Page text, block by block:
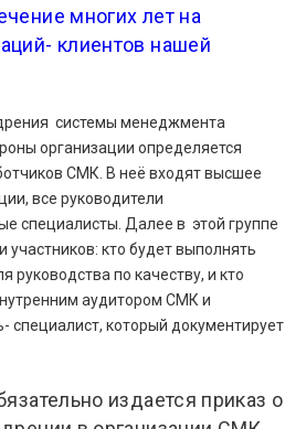
многих лет на
клиентов нашей
системы менеджмента
организации определяется
СМК. В неё входят высшее
все руководители
специалисты. Далее в этой группе
кто будет выполнять
руководства по качеству, и кто
аудитором СМК и
специалист, который документирует
издается приказ о